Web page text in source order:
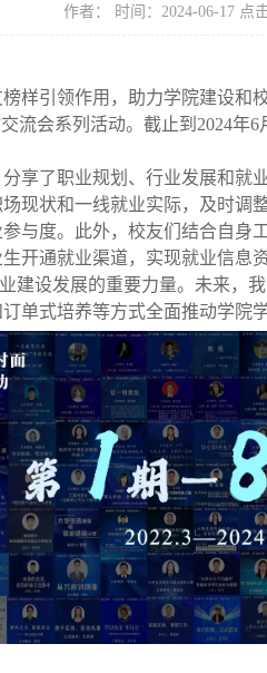
作者： 时间：2024-06-17 点击
榜样引领作用， 助力学院建设和
交流会系列活动。截止到 2024年6
分享了职业规划 、行业发展和就
现状和一线就业实际，及时调
与度。
此外，校友们结合自身
开通就业渠道，实现就业信息
建设发展的重要力量。未来，
单式培养等方式全面推动学院